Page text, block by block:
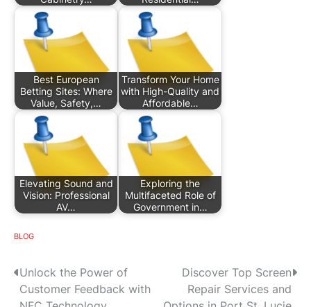
Best European
Betting Sites: Where
Value, Safety,…
Transform Your Home
with High-Quality and
Affordable…
Elevating Sound and
Vision: Professional
AV…
Exploring the
Multifaceted Role of
Government in…
BLOG
P
o
Unlock the Power of
Customer Feedback with
Discover Top Screen
Repair Services and